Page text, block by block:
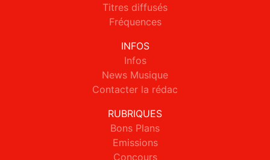
Titres diffusés
Fréquences
INFOS
Infos
News Musique
Contacter la rédac
RUBRIQUES
Bons Plans
Emissions
Concours